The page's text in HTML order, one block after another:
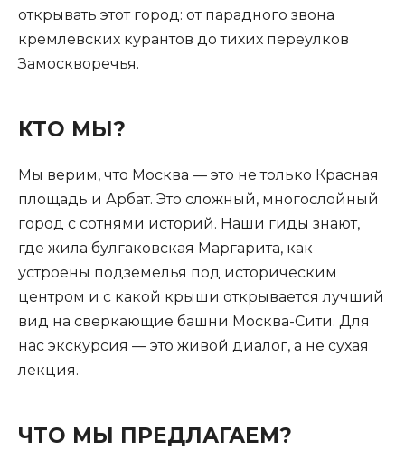
открывать этот город: от парадного звона
кремлевских курантов до тихих переулков
Замоскворечья.
КТО МЫ?
Мы верим, что Москва — это не только Красная
площадь и Арбат. Это сложный, многослойный
город с сотнями историй. Наши гиды знают,
где жила булгаковская Маргарита, как
устроены подземелья под историческим
центром и с какой крыши открывается лучший
вид на сверкающие башни Москва-Сити. Для
нас экскурсия — это живой диалог, а не сухая
лекция.
ЧТО МЫ ПРЕДЛАГАЕМ?